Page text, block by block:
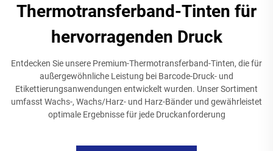
Thermotransferband-Tinten für
hervorragenden Druck
Entdecken Sie unsere Premium-Thermotransferband-Tinten, die für
außergewöhnliche Leistung bei Barcode-Druck- und
Etikettierungsanwendungen entwickelt wurden. Unser Sortiment
umfasst Wachs-, Wachs/Harz- und Harz-Bänder und gewährleistet
optimale Ergebnisse für jede Druckanforderung